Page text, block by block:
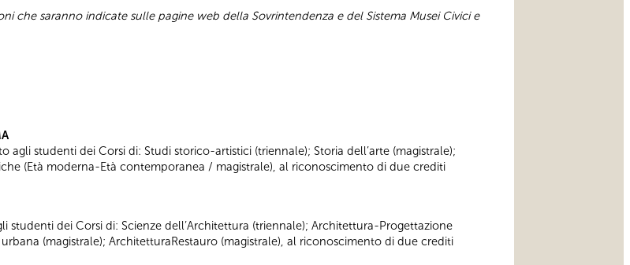
che saranno indicate sulle pagine web della Sovrintendenza e del Sistema Musei Civici e
studenti dei Corsi di: Studi storico-artistici (triennale); Storia dell’arte (magistrale);
(Età moderna-Età contemporanea / magistrale), al riconoscimento di due crediti
studenti dei Corsi di: Scienze dell’Architettura (triennale); Architettura-Progettazione
(magistrale); ArchitetturaRestauro (magistrale), al riconoscimento di due crediti